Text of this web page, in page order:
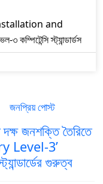
Installation and
স্ট্যান্ডার্ডস
জনপ্রিয় পোস্ট
দক্ষ জনশক্তি তৈরিতে
Level-3’
গুরুত্ব